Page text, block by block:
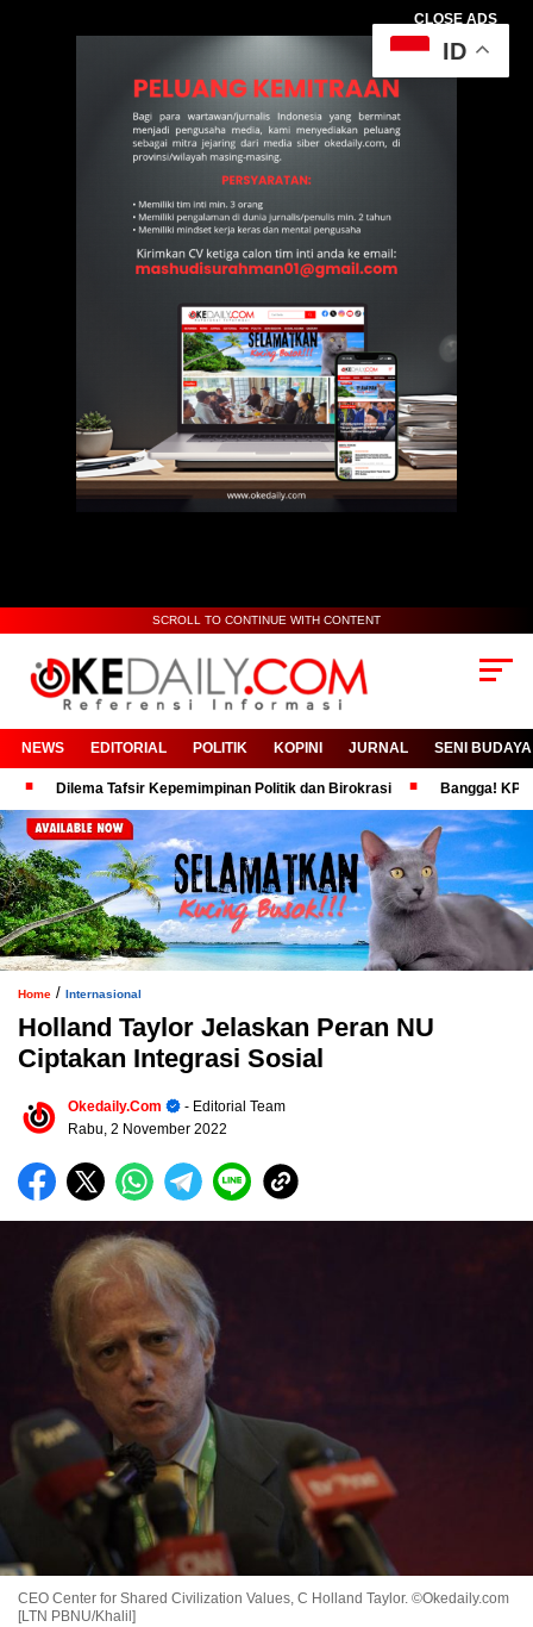
CLOSE ADS
SCROLL TO CONTINUE WITH CONTENT
NEWS EDITORIAL POLITIK KOPINI JURNAL SENI BUDAYA
Dilema Tafsir Kepemimpinan Politik dan Birokrasi Bangga! KPRI
Home / Internasional
Holland Taylor Jelaskan Peran NU
Ciptakan Integrasi Sosial
Okedaily.com
- Editorial Team
Rabu, 2 November 2022
CEO Center for Shared Civilization Values, C Holland Taylor. ©Okedaily.com
[LTN PBNU/Khalil]
ID